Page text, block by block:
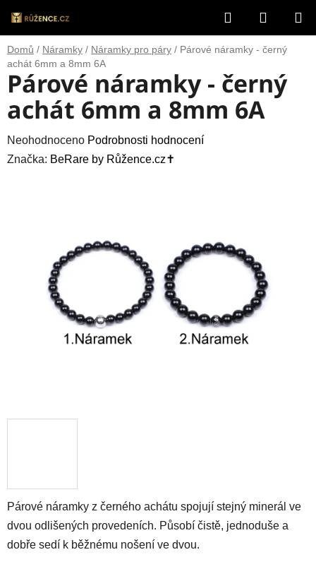
na
obsah
Hledat
KOŠÍK
Domů / Náramky / Náramky pro páry / Párové náramky - černý
achát 6mm a 8mm 6A
Párové náramky z černého achátu spojují stejný minerál ve
dvou odlišených provedeních. Působí čistě, jednoduše a
dobře sedí k běžnému nošení ve dvou.
Párové náramky - černý
achát 6mm a 8mm 6A
Průměrné
hodnocení
hvězdiček.
Neohodnoceno Podrobnosti hodnocení
Značka: BeRare by Růžence.cz✝️